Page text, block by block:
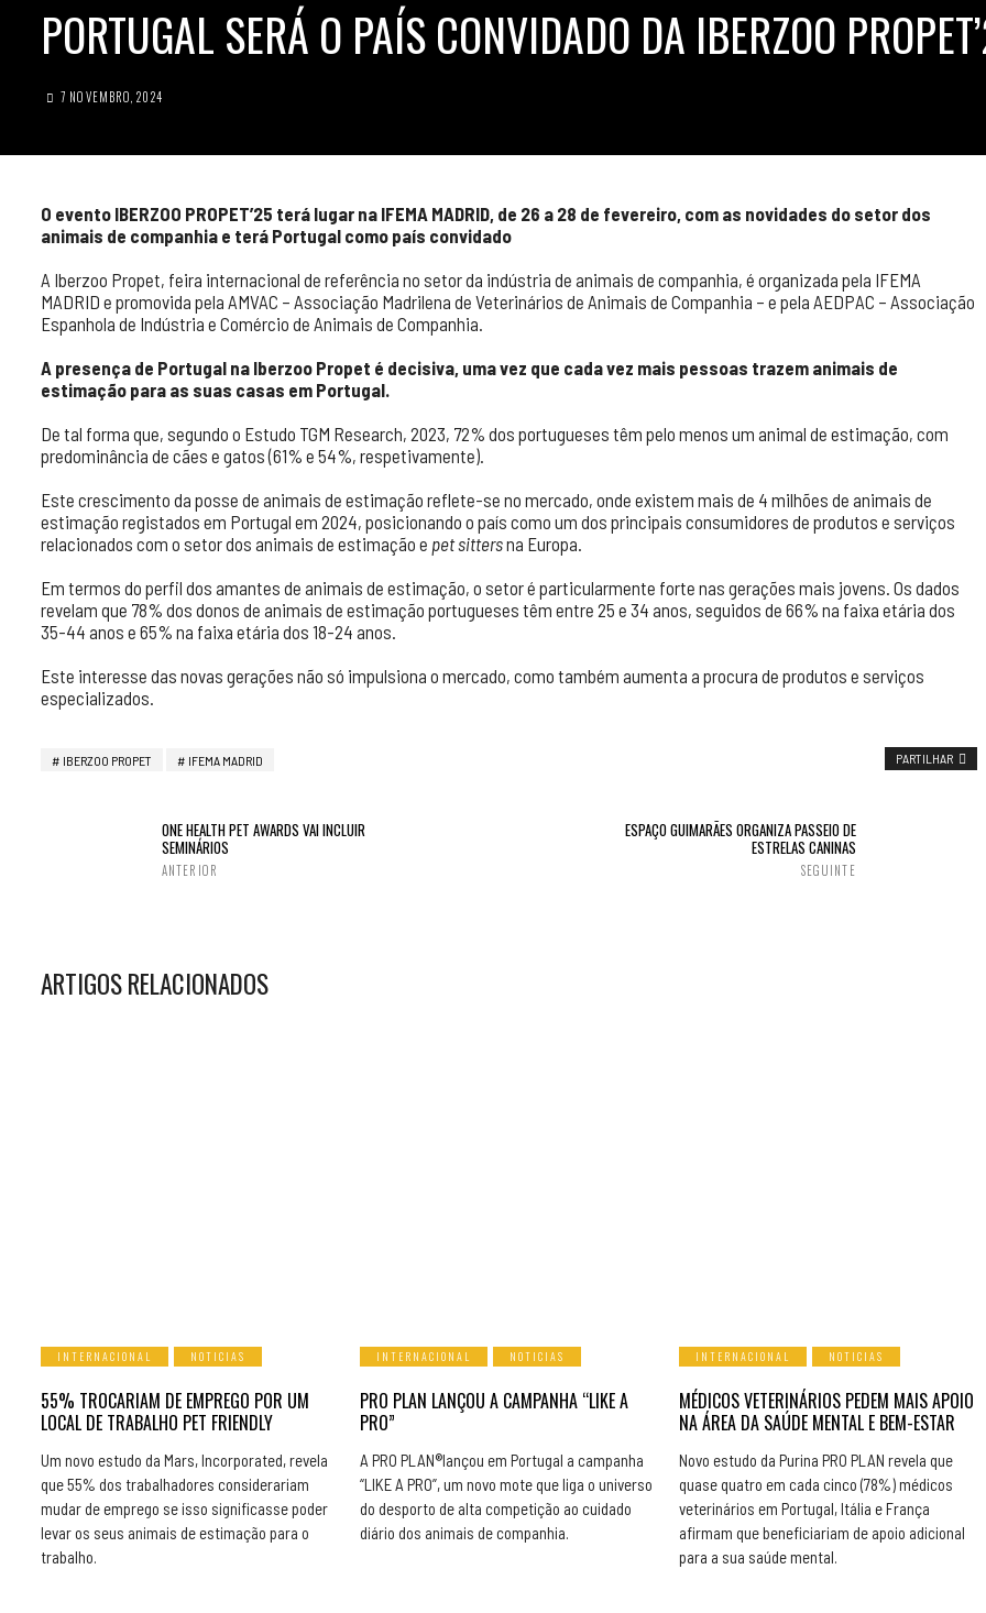
PORTUGAL SERÁ O PAÍS CONVIDADO DA IBERZOO
7 NOVEMBRO, 2024
O evento IBERZOO PROPET’25 terá lugar na IFEMA MADRID, de 26 a 28 de fevereiro, com as novidades do setor dos
animais de companhia e terá Portugal como país convidado
A Iberzoo Propet, feira internacional de referência no setor da indústria de animais de companhia, é organizada pela IFEMA
MADRID e promovida pela AMVAC – Associação Madrilena de Veterinários de Animais de Companhia – e pela AEDPAC – Associação
Espanhola de Indústria e Comércio de Animais de Companhia.
A presença de Portugal na Iberzoo Propet é decisiva, uma vez que cada vez mais pessoas trazem animais de
estimação para as suas casas em Portugal.
De tal forma que, segundo o Estudo TGM Research, 2023, 72% dos portugueses têm pelo menos um animal de estimação, com
predominância de cães e gatos (61% e 54%, respetivamente).
Este crescimento da posse de animais de estimação reflete-se no mercado, onde existem mais de 4 milhões de animais de
estimação registados em Portugal em 2024, posicionando o país como um dos principais consumidores de produtos e serviços
relacionados com o setor dos animais de estimação e pet sittersna Europa.
Em termos do perfil dos amantes de animais de estimação, o setor é particularmente forte nas gerações mais jovens. Os dados
revelam que 78% dos donos de animais de estimação portugueses têm entre 25 e 34 anos, seguidos de 66% na faixa etária dos
35-44 anos e 65% na faixa etária dos 18-24 anos.
Este interesse das novas gerações não só impulsiona o mercado, como também aumenta a procura de produtos e serviços
especializados.
IBERZOO PROPET IFEMA MADRID PARTILHAR
ONE HEALTH PET AWARDS VAI INCLUIR
SEMINÁRIOS
ANTERIOR
ESPAÇO GUIMARÃES ORGANIZA PASSEIO DE
ESTRELAS CANINAS
SEGUINTE
ARTIGOS RELACIONADOS
INTERNACIONAL NOTICIAS
55% TROCARIAM DE EMPREGO POR UM
LOCAL DE TRABALHO PET FRIENDLY
Um novo estudo da Mars, Incorporated, revela
que 55% dos trabalhadores considerariam
mudar de emprego se isso significasse poder
levar os seus animais de estimação para o
trabalho.
INTERNACIONAL NOTICIAS
PRO PLAN LANÇOU A CAMPANHA “LIKE A
PRO”
A PRO PLAN®lançou em Portugal a campanha
“LIKE A PRO”, um novo mote que liga o universo
do desporto de alta competição ao cuidado
diário dos animais de companhia.
INTERNACIONAL NOTICIAS
MÉDICOS VETERINÁRIOS PEDEM MAIS APOIO
NA ÁREA DA SAÚDE MENTAL E BEM-ESTAR
Novo estudo da Purina PRO PLAN revela que
quase quatro em cada cinco (78%) médicos
veterinários em Portugal, Itália e França
afirmam que beneficiariam de apoio adicional
para a sua saúde mental.